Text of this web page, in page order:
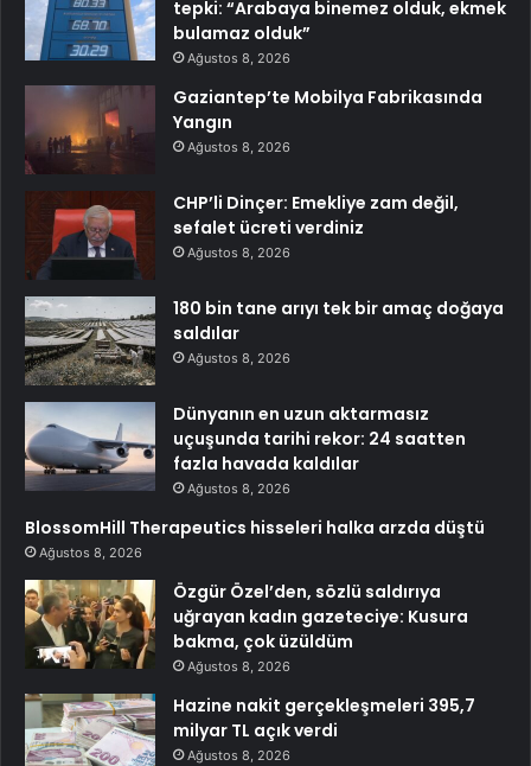
tepki: “Arabaya binemez olduk, ekmek
bulamaz olduk”
Ağustos 8, 2026
Gaziantep’te Mobilya Fabrikasında
Yangın
Ağustos 8, 2026
CHP’li Dinçer: Emekliye zam değil,
sefalet ücreti verdiniz
Ağustos 8, 2026
180 bin tane arıyı tek bir amaç doğaya
saldılar
Ağustos 8, 2026
Dünyanın en uzun aktarmasız
uçuşunda tarihi rekor: 24 saatten
fazla havada kaldılar
Ağustos 8, 2026
BlossomHill Therapeutics hisseleri halka arzda düştü
Ağustos 8, 2026
Özgür Özel’den, sözlü saldırıya
uğrayan kadın gazeteciye: Kusura
bakma, çok üzüldüm
Ağustos 8, 2026
Hazine nakit gerçekleşmeleri 395,7
milyar TL açık verdi
Ağustos 8, 2026